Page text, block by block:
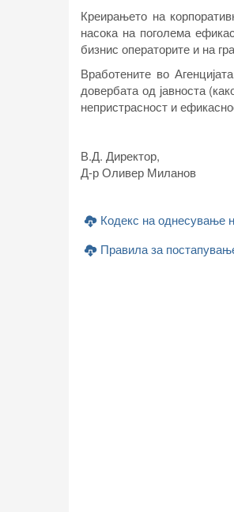
Креирањето на
насока на поголема
бизнис операторите и на
Вработените во
довербата од јавноста
непристрасност и
В.Д. Директор,
Д-р Оливер Миланов
Кодекс на однесување
Правила за